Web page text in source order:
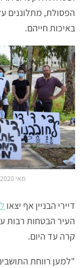
הפסולת, מתלוננים
באיכות חייהם.
מאי 2020: דיירי תמר 26 מפגינים נגד המשך פעילות האתר
דיירי הבניין אף יצאו
העיר הבטחות רבות
קרה עד היום.
"למען רווחת